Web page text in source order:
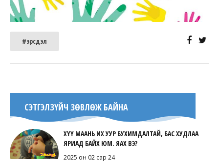
#эрсдэл
СЭТГЭЛЗҮЙЧ ЗӨВЛӨЖ БАЙНА
ХҮҮ МААНЬ ИХ УУР БУХИМДАЛТАЙ, БАС ХУДЛАА
ЯРИАД БАЙХ ЮМ. ЯАХ ВЭ?
2025 он 02 сар 24